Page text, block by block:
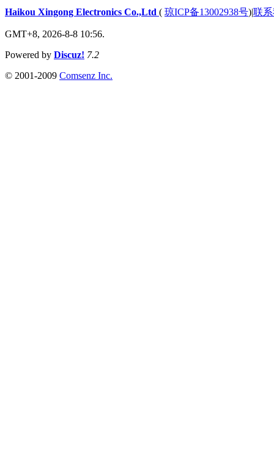
Haikou Xingong Electronics Co.,Ltd ( 琼ICP备13002938号)|联
GMT+8, 2026-8-8 10:56.
Powered by Discuz! 7.2
© 2001-2009 Comsenz Inc.